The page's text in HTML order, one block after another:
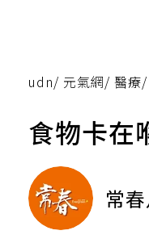
udn/ 元氣網/ 醫療/
食物卡在
常